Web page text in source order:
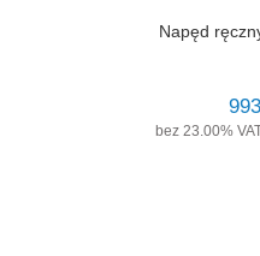
Napęd
bez 23.00%